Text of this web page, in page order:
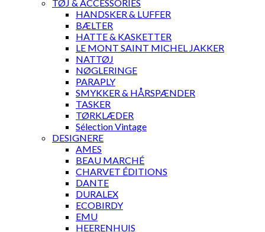
TØJ & ACCESSORIES
HANDSKER & LUFFER
BÆLTER
HATTE & KASKETTER
LE MONT SAINT MICHEL JAKKER
NATTØJ
NØGLERINGE
PARAPLY
SMYKKER & HÅRSPÆNDER
TASKER
TØRKLÆDER
Sélection Vintage
DESIGNERE
AMES
BEAU MARCHÉ
CHARVET ÉDITIONS
DANTE
DURALEX
ECOBIRDY
EMU
HEERENHUIS